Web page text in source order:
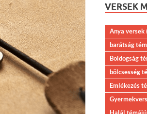
VERSEK
Anya versek
barátság
Boldogság
bölcsesség
Emlékezés